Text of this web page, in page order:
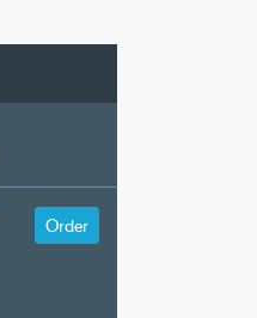
Order